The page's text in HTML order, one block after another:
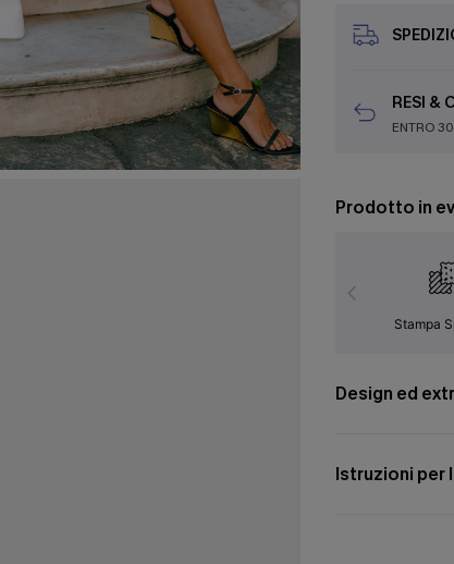
RESI &
ENTRO
Prodotto in
Stampa
Design ed
Istruzioni per